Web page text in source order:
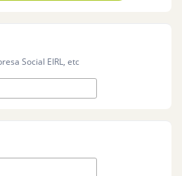
Social EIRL, etc